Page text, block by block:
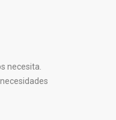
necesita.